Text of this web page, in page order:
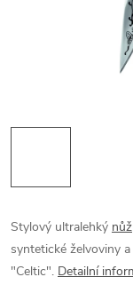
Stylový ultralehký nůž
syntetické želvoviny
"Celtic". Detailní